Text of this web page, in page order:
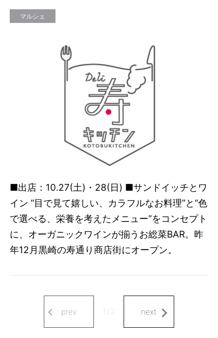
マルシェ
■出店：10.27(土)・28(日) ■サンドイッチとワ
イン “目で見て嬉しい、カラフルなお料理”と“色
で選べる、栄養を考えたメニュー”をコンセプト
に、オーガニックワインが揃うお総菜BAR。昨
年12月黒崎の寿通り商店街にオープン。
prev 1 / 2 next